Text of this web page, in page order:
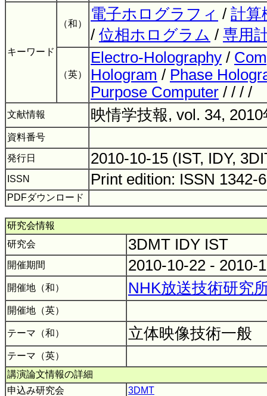
キーワード
（和）
電子ホログラフィ / 計算
/ 位相ホログラム / 専用
（英）
Electro-Holography /
Hologram / Phase
Purpose Computer / / / /
文献情報 映情学技報, vol. 34,
資料番号
発行日 2010-10-15 (IST, IDY,
ISSN Print edition: ISSN 1342-
PDFダウンロード
研究会情報
研究会
3DMT IDY IST
開催期間 2010-10-22 - 2010-
開催地（和） NHK放送技術研究
開催地（英）
テーマ（和） 立体映像技術一般
テーマ（英）
講演論文情報の詳細
申込み研究会
3DMT